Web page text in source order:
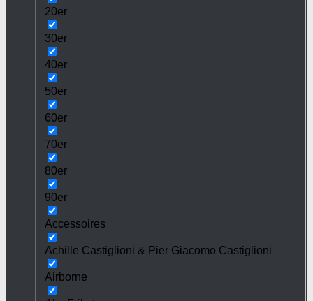
20er
30er
40er
50er
60er
70er
80er
90er
Accessoires
Achille Castiglioni & Pier Giacomo Castiglioni
Airborne